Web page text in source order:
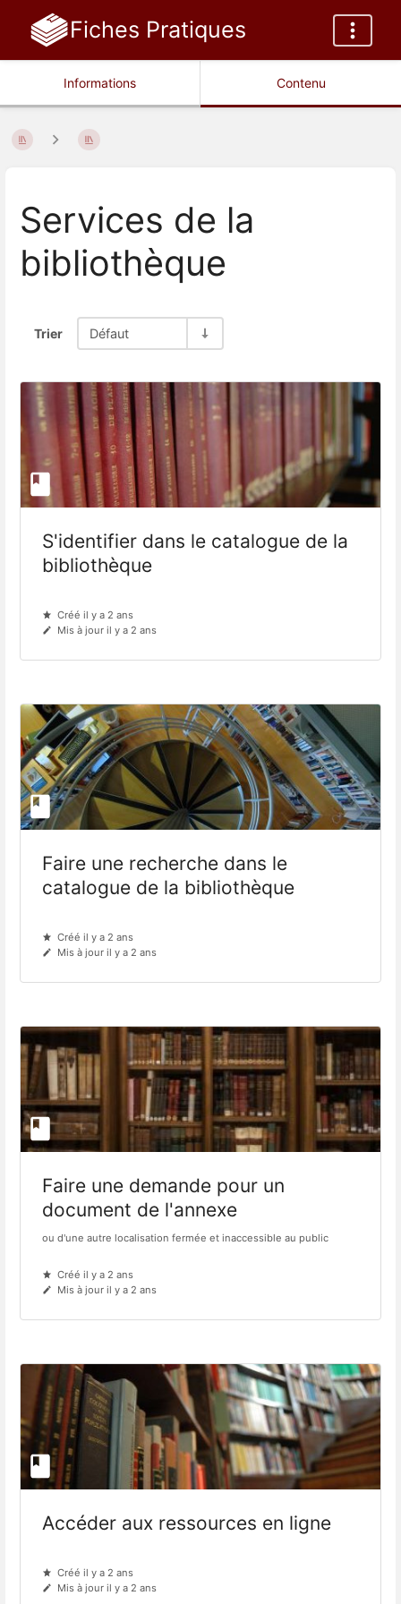
Fiches Pratiques
Informations Contenu
Services de la
bibliothèque
Trier Défaut
S'identifier dans le catalogue de la
bibliothèque
Créé il y a 2 ans
Mis à jour il y a 2 ans
Faire une recherche dans le
catalogue de la bibliothèque
Créé il y a 2 ans
Mis à jour il y a 2 ans
Faire une demande pour un
document de l'annexe
ou d'une autre localisation fermée et inaccessible au public
Créé il y a 2 ans
Mis à jour il y a 2 ans
Accéder aux ressources en ligne
Créé il y a 2 ans
Mis à jour il y a 2 ans